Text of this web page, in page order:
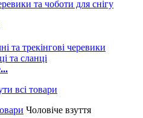
та чоботи для снігу
та трекінгові черевики
та сланці
Чоловіче взуття